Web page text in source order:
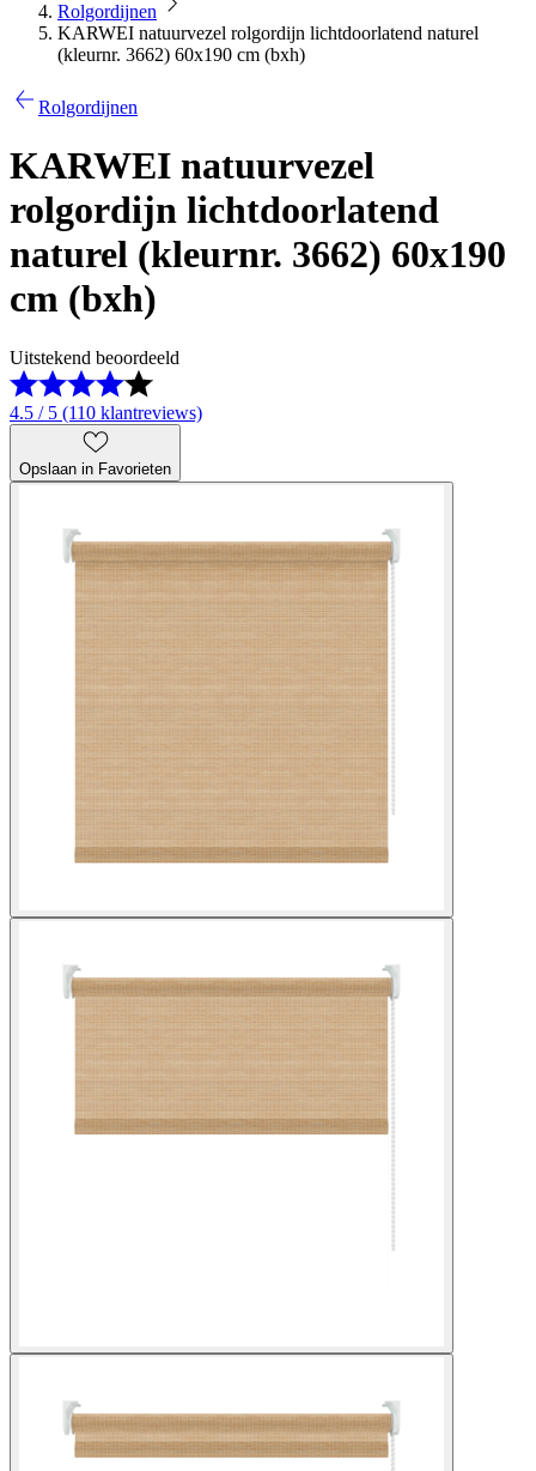
Rolgordijnen
KARWEI natuurvezel rolgordijn lichtdoorlatend naturel
(kleurnr. 3662) 60x190 cm (bxh)
Rolgordijnen
KARWEI natuurvezel
rolgordijn lichtdoorlatend
naturel (kleurnr. 3662) 60x190
cm (bxh)
Uitstekend beoordeeld
4.5 / 5 (110 klantreviews)
Opslaan in Favorieten